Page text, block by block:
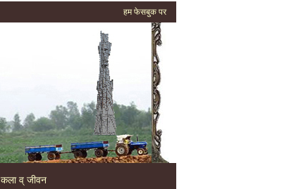
हम फेसबुक पर
कला व् जीवन